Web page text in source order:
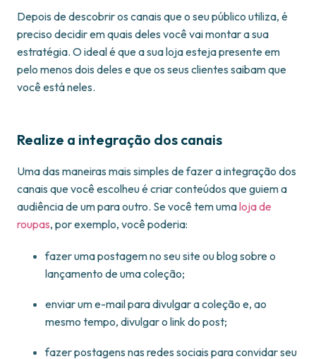
Depois de descobrir os canais que o seu público utiliza, é
preciso decidir em quais deles você vai montar a sua
estratégia. O ideal é que a sua loja esteja presente em
pelo menos dois deles e que os seus clientes saibam que
você está neles.
Realize a integração dos canais
Uma das maneiras mais simples de fazer a integração dos
canais que você escolheu é criar conteúdos que guiem a
audiência de um para outro. Se você tem umaloja de
roupas, por exemplo, você poderia:
fazer uma postagem no seu site ou blog sobre o
lançamento de uma coleção;
enviar um e-mail para divulgar a coleção e, ao
mesmo tempo, divulgar o link do post;
fazer postagens nas redes sociais para convidar seu